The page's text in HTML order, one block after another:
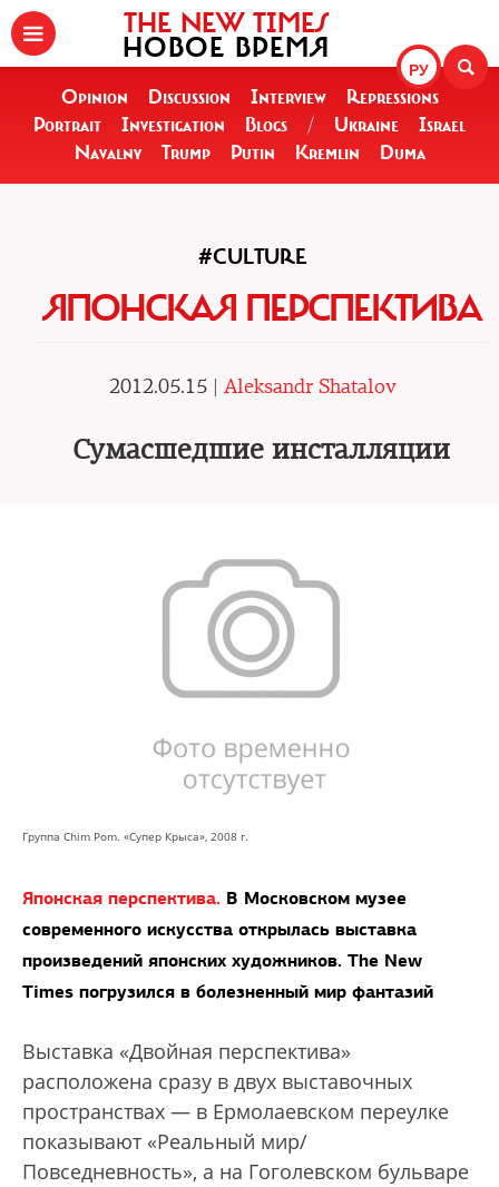
РУ
THE NEW TIMES
НОВОЕ ВРЕМЯ
Opinion Discussion Interview
Repressions
Portrait
Investigation Blogs / Ukraine
Israel
Navalny
Trump Putin Kremlin Duma
#CULTURE
ЯПОНСКАЯ ПЕРСПЕКТИВА
2012.05.15 | Aleksandr Shatalov
Сумасшедшие инсталляции
Группа Chim Pom. «Супер Крыса», 2008 г.
Японская перспектива. В Московском музее
современного искусства открылась выставка
произведений японских художников. The New
Times погрузился в болезненный мир фантазий
Bыставка «Двойная перспектива»
расположена сразу в двух выставочных
пространствах — в Ермолаевском переулке
показывают «Реальный мир/
Повседневность», а на Гоголевском бульваре